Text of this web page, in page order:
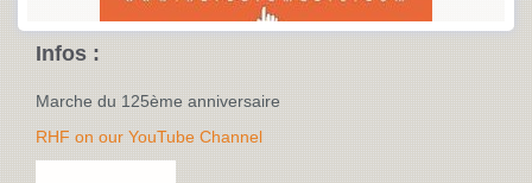
Infos :
Marche du 125ème anniversaire
RHF on our YouTube Channel